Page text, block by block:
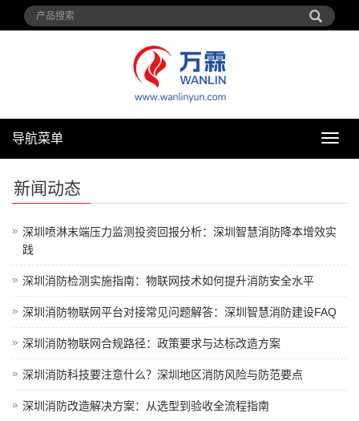
导
导航菜单
新闻动态
深圳喷淋末端压力监测投资回报分析：深圳智慧消防降本增效实
践
深圳消防检测实施指南：物联网技术如何提升消防安全水平
深圳消防物联网平台对接常见问题解答：深圳智慧消防建设FAQ
深圳消防物联网合规路径：政策要求与达标改造方案
深圳消防科技要注意什么？深圳地区消防风险与防范要点
深圳消防改造解决方案：从选型到验收全流程指南